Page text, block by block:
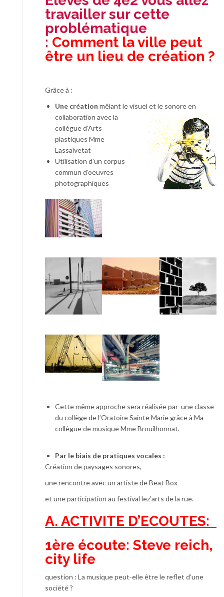
travailler sur cette
problématique
: Comment la ville peut
être un lieu de création ?
Grâce à :
Une création mêlant le visuel et le sonore en
collaboration avec la
collègue d’Arts
plastiques Mme
Lassalvetat
Utilisation d’un corpus
commun d’oeuvres
photographiques
Cette même approche sera réalisée par une classe
du collège de l’Oratoire Sainte Marie grâce à Ma
collègue de musique Mme Brouilhonnat.
Par le biais de pratiques vocales :
Création de paysages sonores,
une rencontre avec un artiste de Beat Box
et une participation au festival lez’arts de la rue.
A. ACTIVITE D’ECOUTES:
1ère écoute: Steve reich,
city life
question : La musique peut-elle être le reflet d’une
société ?